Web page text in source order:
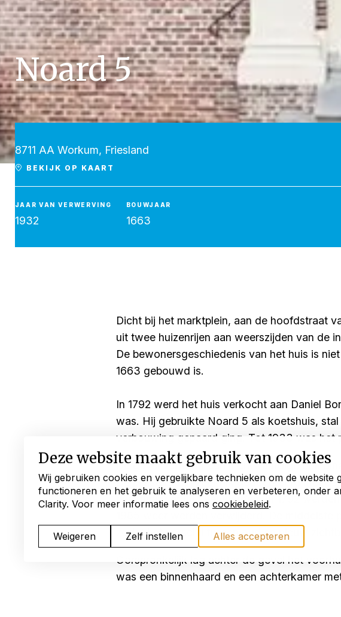
Deze website maakt gebruik van cookies
Wij gebruiken cookies en vergelijkbare technieken om de website
functioneren en het gebruik te analyseren en verbeteren, onder
Clarity. Voor meer informatie lees ons cookiebeleid.
Alles accepteren
Weigeren Zelf instellen
Workum, Noard 5
Noard 5
8711 AA Workum, Friesland
BEKIJK OP KAART
JAAR VAN VERWERVING
1932
BOUWJAAR
1663
Dicht bij het marktplein, aan de hoofdstraat
uit twee huizenrijen aan weerszijden van de
De bewonersgeschiedenis van het huis is
1663 gebouwd is.
In 1792 werd het huis verkocht aan Daniel
was. Hij gebruikte Noard 5 als koetshuis,
verbouwing gepaard ging. Tot 1933 was het
De gevel vertoont een merkwaardige
De pilasters zijn zeer rijk gedecoreerd met
beeldhouwer uit Leeuwarden. In 1792
1985 weer werden verwijderd. De
zodat het verschil tussen oud en nieuw
Oorspronkelijk lag achter de gevel het
was een binnenhaard en een achterkamer